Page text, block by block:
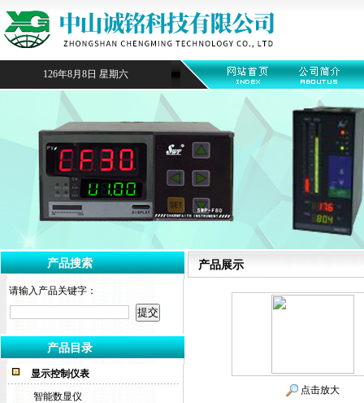
126年8月8日 星期六
产品搜索
请输入产品关键字：
产品目录
显示控制仪表
智能数显仪
产品展示
点击放大